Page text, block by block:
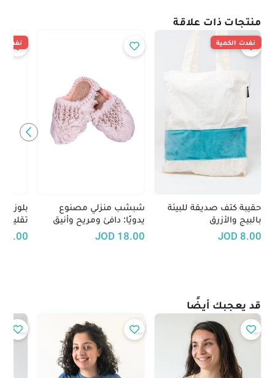
منتجات ذات علاقة
حقيبة كتف صديقة للبيئة
بالبيج والأزرق
8.00
JOD
نفدت الكمية
شبشب منزلي مصنوع
يدويًا: دافئ ومريح وأنيق
18.00
JOD
بلوزة
تقليدية
30.00
نفدت
قد يعجبك أيضًا